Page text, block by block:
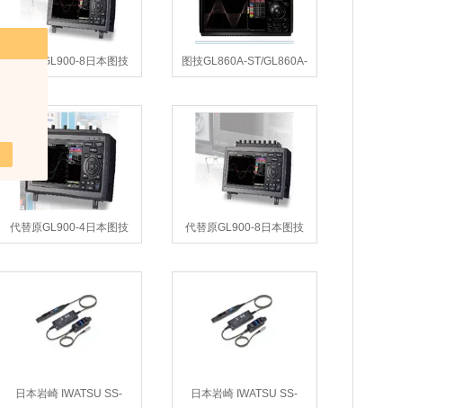
代替原GL900-8日本图技
GRAPHTE GL980 数据记录
图技GL860A-ST/GL860A-
KT多通道数据采集仪
代替原GL900-4日本图技
GRAPHTEC GL2000数据记
代替原GL900-8日本图技
GL980数据采集仪
日本岩崎 IWATSU SS-
日本岩崎 IWATSU SS-